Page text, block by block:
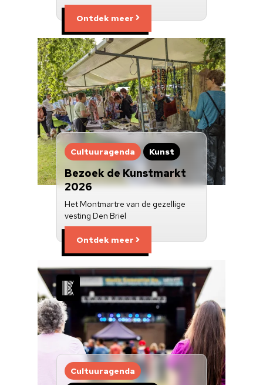
Ontdek meer
Cultuuragenda Kunst
Bezoek de Kunstmarkt
2026
Het Montmartre van de gezellige
vesting Den Briel
Ontdek meer
Cultuuragenda